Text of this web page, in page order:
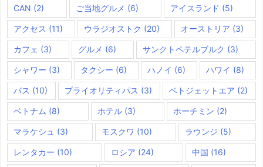
CAN (2) ご当地グルメ (6) アイスランド (5)
アクセス (11) ウラジオストク (20) オーストリア (3)
カフェ (3) グルメ (6) サンクトペテルブルク (3)
シャワー (3) タクシー (6) ハノイ (6) ハワイ (8)
バス (10) プライオリティパス (3) ベトジェットエア (2)
ベトナム (8) ホテル (3) ホーチミン (2)
マラケシュ (3) モスクワ (10) ラウンジ (5)
レンタカー (10) ロシア (24) 中国 (16)